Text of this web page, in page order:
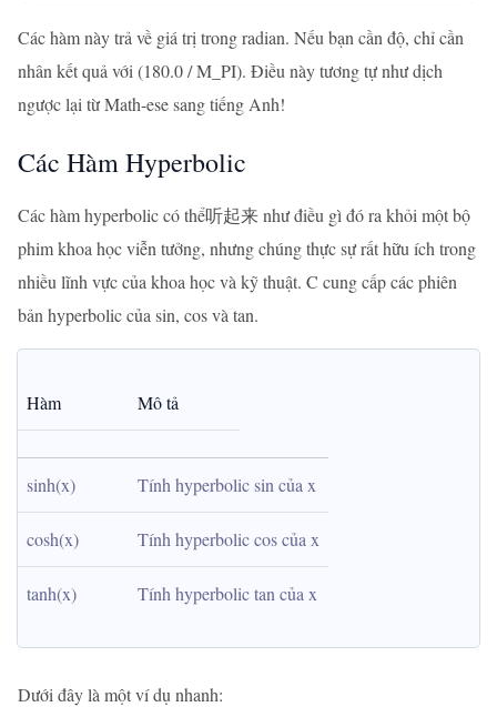
Các hàm này trả về giá trị trong radian. Nếu bạn cần độ, chỉ cần
nhân kết quả với (180.0 / M_PI). Điều này tương tự như dịch
ngược lại từ Math-ese sang tiếng Anh!
Các Hàm Hyperbolic
Các hàm hyperbolic có thể听起来 như điều gì đó ra khỏi một bộ
phim khoa học viễn tưởng, nhưng chúng thực sự rất hữu ích trong
nhiều lĩnh vực của khoa học và kỹ thuật. C cung cấp các phiên
bản hyperbolic của sin, cos và tan.
Hàm Mô tả
sinh(x) Tính hyperbolic sin của x
cosh(x) Tính hyperbolic cos của x
tanh(x) Tính hyperbolic tan của x
Dưới đây là một ví dụ nhanh: